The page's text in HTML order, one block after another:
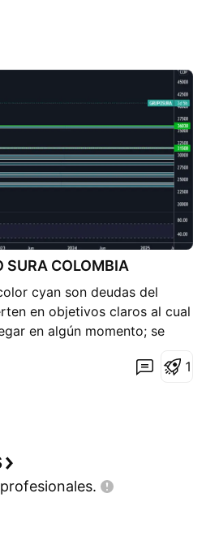
SURA COLOMBIA
cyan son deudas del
en objetivos claros al cual
en algún momento; se
actual una depreciación 1
profesionales.